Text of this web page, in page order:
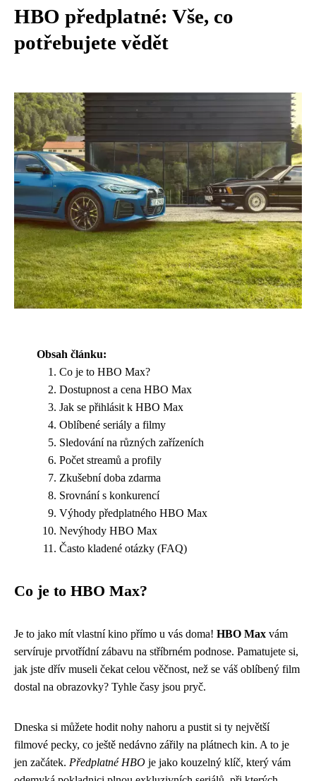
HBO předplatné: Vše, co
potřebujete vědět
Obsah článku:
Co je to HBO Max?
Dostupnost a cena HBO Max
Jak se přihlásit k HBO Max
Oblíbené seriály a filmy
Sledování na různých zařízeních
Počet streamů a profily
Zkušební doba zdarma
Srovnání s konkurencí
Výhody předplatného HBO Max
Nevýhody HBO Max
Často kladené otázky (FAQ)
Co je to HBO Max?
Je to jako mít vlastní kino přímo u vás doma! HBO Max vám
servíruje prvotřídní zábavu na stříbrném podnose. Pamatujete si,
jak jste dřív museli čekat celou věčnost, než se váš oblíbený film
dostal na obrazovky? Tyhle časy jsou pryč.
Dneska si můžete hodit nohy nahoru a pustit si ty největší
filmové pecky, co ještě nedávno zářily na plátnech kin. A to je
jen začátek. Předplatné HBO je jako kouzelný klíč, který vám